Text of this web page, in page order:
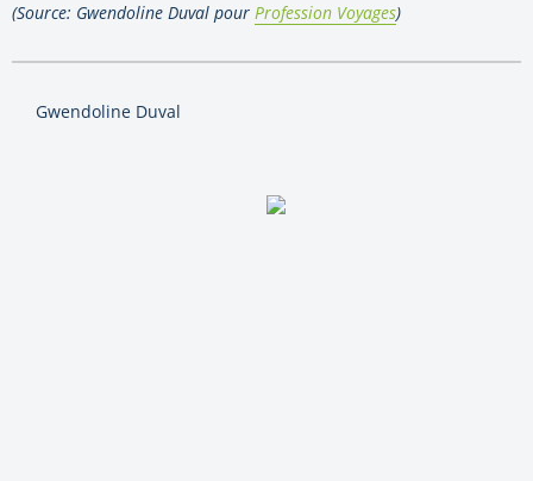
(Source: Gwendoline Duval pour Profession Voyages)
Gwendoline Duval